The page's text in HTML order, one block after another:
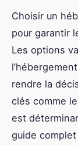
Choisir un
pour garantir
Les options
rendre la
clés comme
est
guide